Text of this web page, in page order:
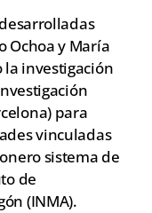
Ochoa y María
la investigación
para
vinculadas
sistema de
de
(INMA).